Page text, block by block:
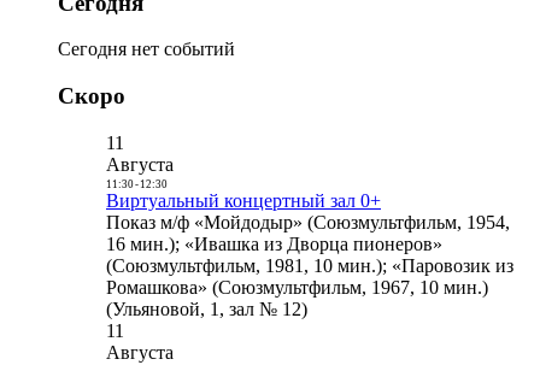
Сегодня нет событий
Скоро
11
Августа
11:30- 12:30
Виртуальный концертный зал 0+
Показ м/ф «Мойдодыр» (Союзмультфильм, 1954,
16 мин.); «Ивашка из Дворца пионеров»
(Союзмультфильм, 1981, 10 мин.); «Паровозик из
Ромашкова» (Союзмультфильм, 1967, 10 мин.)
(Ульяновой, 1, зал № 12)
11
Августа